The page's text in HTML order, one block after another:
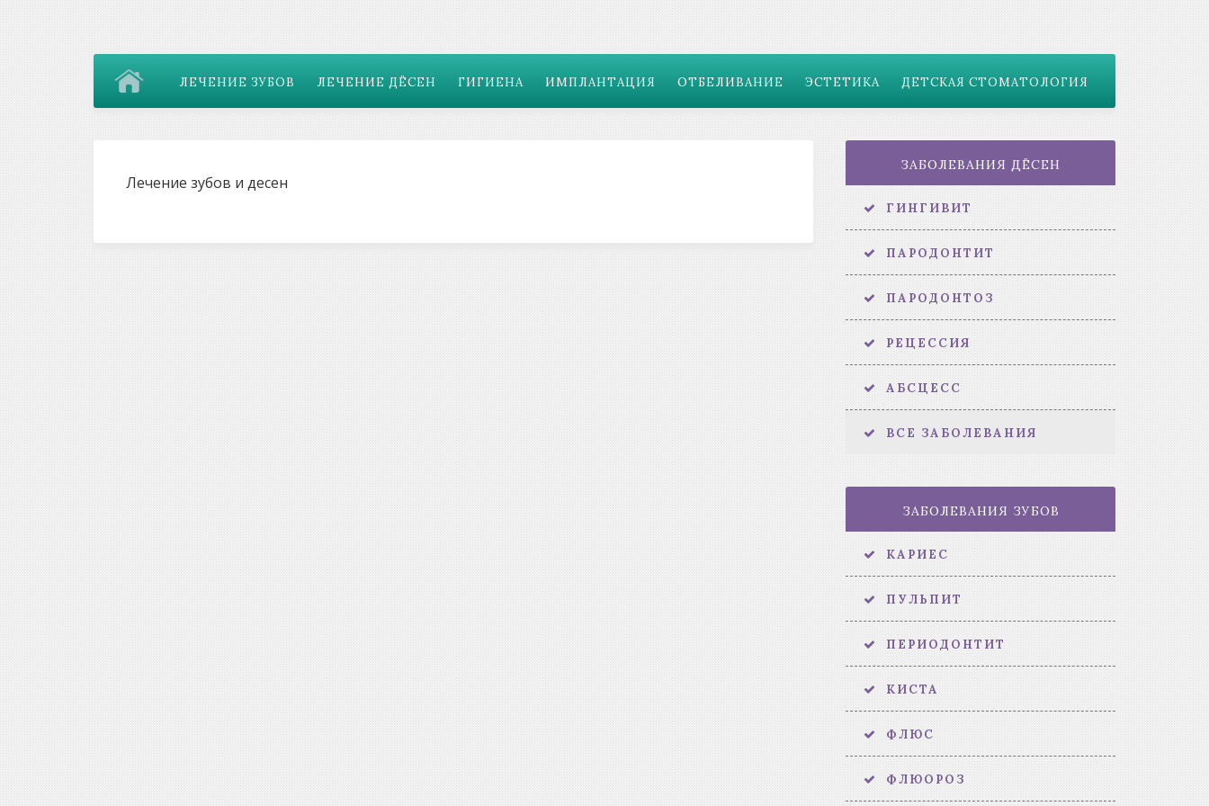
ЛЕЧЕНИЕ ЗУБОВ ЛЕЧЕНИЕ ДЁСЕН ГИГИЕНА ИМПЛАНТАЦИЯ ОТБЕЛИВАНИЕ ЭСТЕТИКА ДЕТСКАЯ СТОМАТОЛОГИЯ
Лечение зубов и десен
ЗАБОЛЕВАНИЯ ДЁСЕН
ГИНГИВИТ
ПАРОДОНТИТ
ПАРОДОНТОЗ
РЕЦЕССИЯ
АБСЦЕСС
ВСЕ ЗАБОЛЕВАНИЯ
ЗАБОЛЕВАНИЯ ЗУБОВ
КАРИЕС
ПУЛЬПИТ
ПЕРИОДОНТИТ
КИСТА
ФЛЮС
ФЛЮОРОЗ